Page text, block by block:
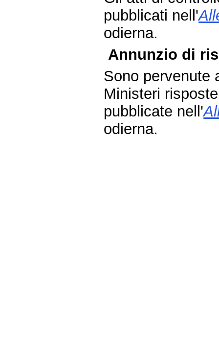
pubblicati nell'
odierna.
Annunzio di
Sono pervenute
Ministeri
pubblicate nell'
odierna.